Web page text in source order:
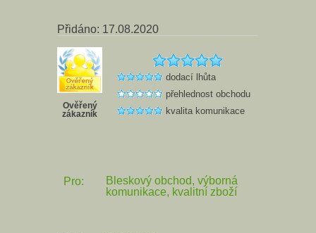
Přidáno: 17.08.2020
Ověřený
zákazník
dodací lhůta
přehlednost obchodu
kvalita komunikace
Pro:
Bleskový obchod, výborná
komunikace, kvalitní zboží